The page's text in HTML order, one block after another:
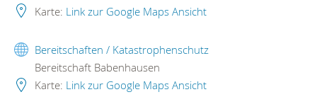
Karte: Link zur Google Maps Ansicht
Bereitschaften / Katastrophenschutz
Bereitschaft Babenhausen
Karte: Link zur Google Maps Ansicht